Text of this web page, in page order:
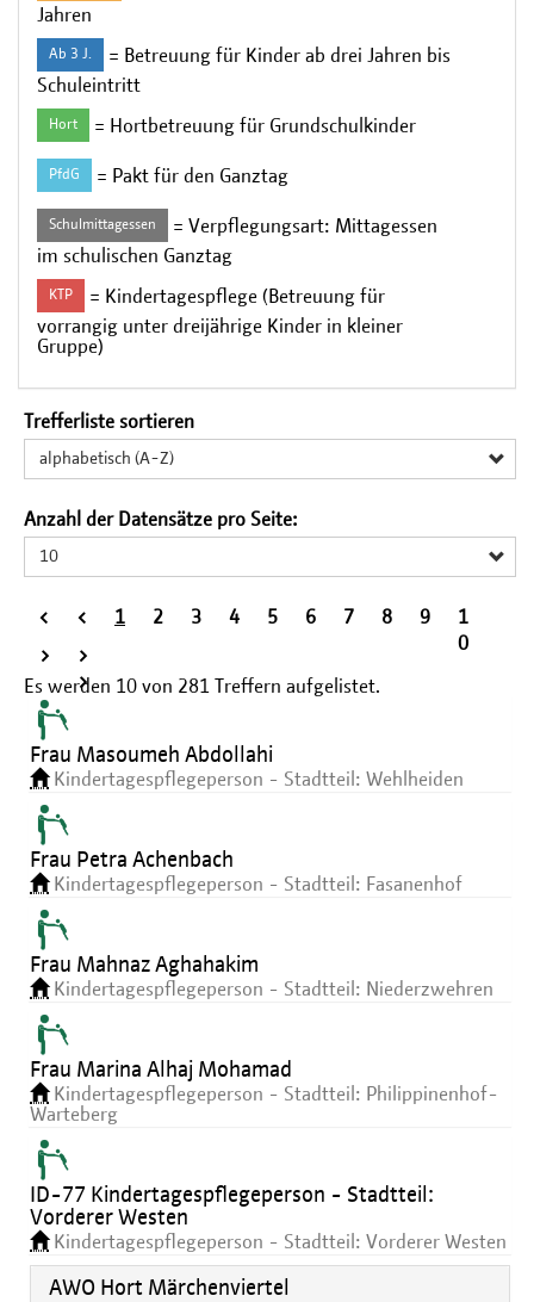
Jahren
Ab 3 J.
= Betreuung für Kinder ab drei Jahren bis
Schuleintritt
Hort = Hortbetreuung für Grundschulkinder
PfdG = Pakt für den Ganztag
Schulmittagessen
= Verpflegungsart: Mittagessen
im schulischen Ganztag
KTP
= Kindertagespflege (Betreuung für
vorrangig unter dreijährige Kinder in kleiner
Gruppe)
Trefferliste sortieren
alphabetisch (A-Z)
Anzahl der Datensätze pro Seite:
10
<
< 1 2 3 4 5 6 7 8 9
1
0
>
>
>
Es werden 10 von 281 Treffern aufgelistet.
Frau Masoumeh Abdollahi
Kindertagespflegeperson - Stadtteil: Wehlheiden
Frau Petra Achenbach
Kindertagespflegeperson - Stadtteil: Fasanenhof
Frau Mahnaz Aghahakim
Kindertagespflegeperson - Stadtteil: Niederzwehren
Frau Marina Alhaj Mohamad
Kindertagespflegeperson - Stadtteil: Philippinenhof-
Warteberg
ID-77 Kindertagespflegeperson - Stadtteil:
Vorderer Westen
Kindertagespflegeperson - Stadtteil: Vorderer Westen
AWO Hort Märchenviertel